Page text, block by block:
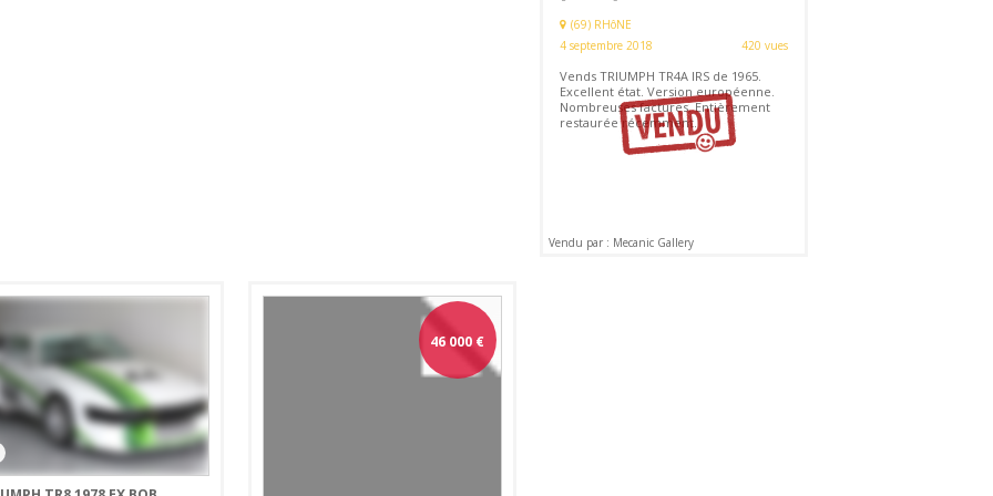
(69) RHôNE
4 septembre 2018
420 vues
Vends TRIUMPH TR4A IRS de 1965.
Excellent état. Version européenne.
Nombreuses factures. Entièrement
restaurée récemment.
Vendu par : Mecanic Gallery
46 000 €